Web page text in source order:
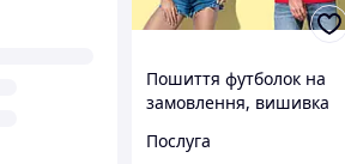
Пошиття футболок на
замовлення, вишивка
Послуга